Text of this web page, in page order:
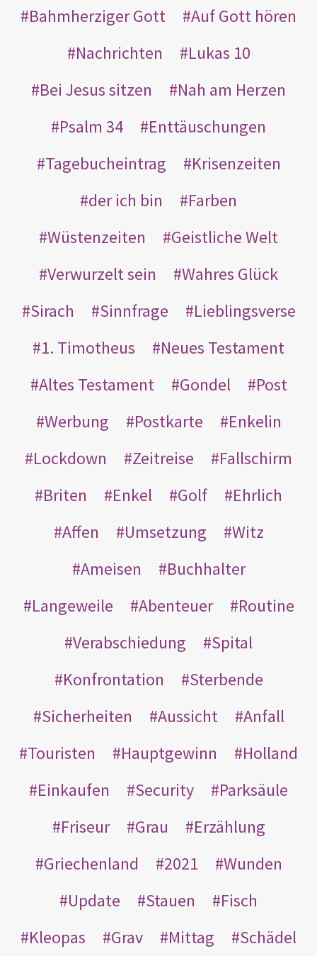
Bahmherziger Gott
Auf Gott hören
Nachrichten
Lukas 10
Bei Jesus sitzen
Nah am Herzen
Psalm 34
Enttäuschungen
Tagebucheintrag
Krisenzeiten
der ich bin
Farben
Wüstenzeiten
Geistliche Welt
Verwurzelt sein
Wahres Glück
Sirach
Sinnfrage
Lieblingsverse
1. Timotheus
Neues Testament
Altes Testament
Gondel
Post
Werbung
Postkarte
Enkelin
Lockdown
Zeitreise
Fallschirm
Briten
Enkel Golf
Ehrlich
Affen
Umsetzung
Witz
Ameisen
Buchhalter
Langeweile
Abenteuer
Routine
Verabschiedung
Spital
Konfrontation
Sterbende
Sicherheiten
Aussicht
Anfall
Touristen
Hauptgewinn
Holland
Einkaufen
Security
Parksäule
Friseur
Grau
Erzählung
Griechenland
2021
Wunden
Update
Stauen
Fisch
Kleopas
Grav Mittag Schädel